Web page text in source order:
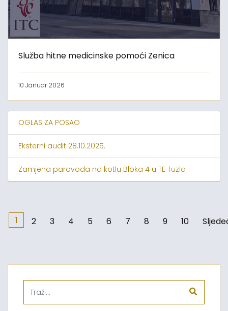
Služba hitne medicinske pomoći Zenica
10 Januar 2026
OGLAS ZA POSAO
Eksterni audit 28.10.2025.
Zamjena parovoda na kotlu Bloka 4 u TE Tuzla
1 2 3 4 5 6 7 8 9 10